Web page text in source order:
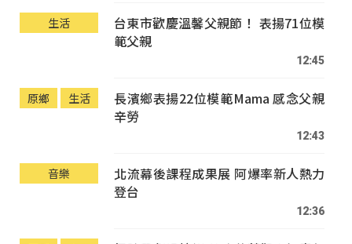
生活
台東市歡慶溫馨父親節！ 表揚71位模
範父親
12:45
原鄉 生活
長濱鄉表揚22位模範Mama 感念父親
辛勞
12:43
音樂
北流幕後課程成果展 阿爆率新人熱力
登台
12:36